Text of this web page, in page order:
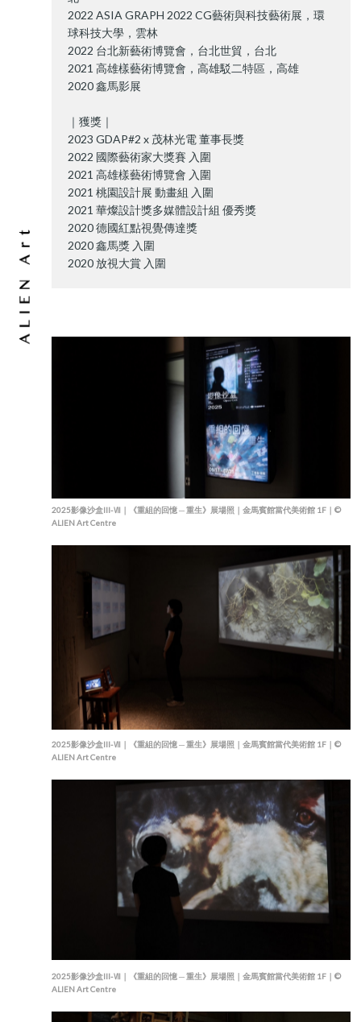
2022 ASIA GRAPH 2022 CG藝術與科技藝術展，環
球科技大學，雲林
2022 台北新藝術博覽會，台北世貿，台北
2021 高雄樣藝術博覽會，高雄駁二特區，高雄
2020 鑫馬影展
｜獲獎｜
2023 GDAP#2 x 茂林光電 董事長獎
2022 國際藝術家大獎賽 入圍
2021 高雄樣藝術博覽會 入圍
2021 桃園設計展 動畫組 入圍
2021 華燦設計獎多媒體設計組 優秀獎
2020 德國紅點視覺傳達獎
2020 鑫馬獎 入圍
2020 放視大賞 入圍
2025影像沙盒III-Ⅶ｜《重組的回憶 ─ 重生》展場照｜金馬賓館當代美術館 1F｜©
ALIEN Art Centre
2025影像沙盒III-Ⅶ｜《重組的回憶 ─ 重生》展場照｜金馬賓館當代美術館 1F｜©
ALIEN Art Centre
2025影像沙盒III-Ⅶ｜《重組的回憶 ─ 重生》展場照｜金馬賓館當代美術館 1F｜©
ALIEN Art Centre